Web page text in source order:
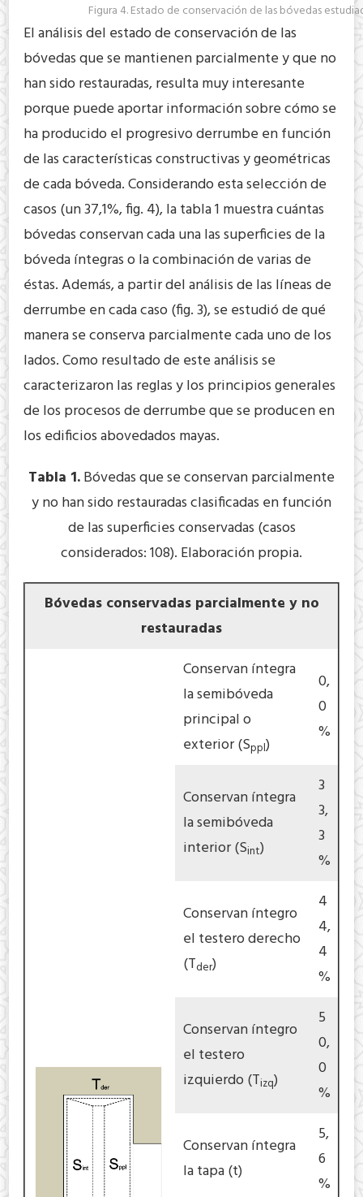
Figura 4. Estado de conservación de las bóvedas
El análisis del estado de conservación de las
bóvedas que se mantienen parcialmente y que no
han sido restauradas, resulta muy interesante
porque puede aportar información sobre cómo se
ha producido el progresivo derrumbe en función
de las características constructivas y geométricas
de cada bóveda. Considerando esta selección de
casos (un 37,1%, fig. 4), la tabla 1 muestra cuántas
bóvedas conservan cada una las superficies de la
bóveda íntegras o la combinación de varias de
éstas. Además, a partir del análisis de las líneas de
derrumbe en cada caso (fig. 3), se estudió de qué
manera se conserva parcialmente cada uno de los
lados. Como resultado de este análisis se
caracterizaron las reglas y los principios generales
de los procesos de derrumbe que se producen en
los edificios abovedados mayas.
Tabla 1.Bóvedas que se conservan parcialmente
y no han sido restauradas clasificadas en función
de las superficies conservadas (casos
considerados: 108). Elaboración propia.
Bóvedas conservadas parcialmente y no
restauradas
Conservan íntegra
la semibóveda
principal o
exterior (Sppl)
0,
0
%
Conservan íntegra
la semibóveda
interior (Sint)
3
3,
3
%
Conservan íntegro
el testero derecho
(Tder)
4
4,
4
%
Conservan íntegro
el testero
izquierdo (Tizq)
5
0,
0
%
Conservan íntegra
la tapa (t)
5,
6
%